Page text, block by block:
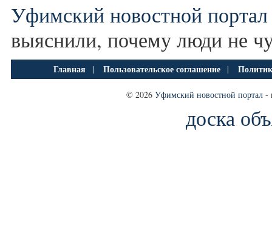
Уфимский новостной портал
выяснили, почему люди не
Главная | Пользовательское соглашение |
© 2026 Уфимский новостной портал -
доска